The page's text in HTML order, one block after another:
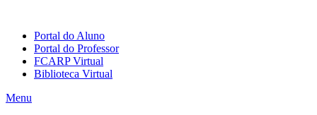
Portal do Aluno
Portal do Professor
FCARP Virtual
Biblioteca Virtual
Menu